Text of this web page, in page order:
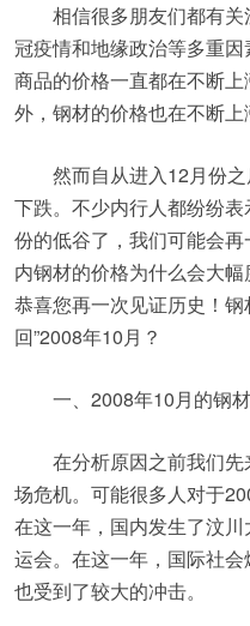
相信很多朋友们都有
冠疫情和地缘政治等多重
商品的价格一直都在不断
外，钢材的价格也在不断上
然而自从进入12月份
下跌。不少内行人都纷纷
份的低谷了，我们可能会
内钢材的价格为什么会大
恭喜您再一次见证历史！
回”2008年10月？
一、2008年10月的钢
在分析原因之前我们
场危机。可能很多人对于
在这一年，国内发生了汶
运会。在这一年，国际社
也受到了较大的冲击。